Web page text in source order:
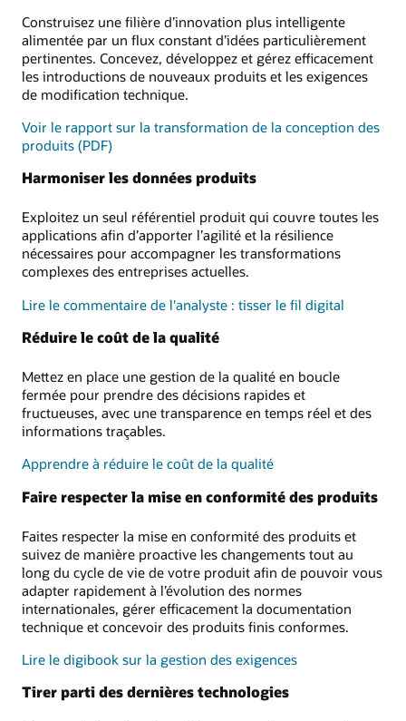
Construisez une filière d’innovation plus intelligente
alimentée par un flux constant d’idées particulièrement
pertinentes. Concevez, développez et gérez efficacement
les introductions de nouveaux produits et les exigences
de modification technique.
Voir le rapport sur la transformation de la conception des
produits (PDF)
Harmoniser les données produits
Exploitez un seul référentiel produit qui couvre toutes les
applications afin d’apporter l’agilité et la résilience
nécessaires pour accompagner les transformations
complexes des entreprises actuelles.
Lire le commentaire de l'analyste : tisser le fil digital
Réduire le coût de la qualité
Mettez en place une gestion de la qualité en boucle
fermée pour prendre des décisions rapides et
fructueuses, avec une transparence en temps réel et des
informations traçables.
Apprendre à réduire le coût de la qualité
Faire respecter la mise en conformité des produits
Faites respecter la mise en conformité des produits et
suivez de manière proactive les changements tout au
long du cycle de vie de votre produit afin de pouvoir vous
adapter rapidement à l’évolution des normes
internationales, gérer efficacement la documentation
technique et concevoir des produits finis conformes.
Lire le digibook sur la gestion des exigences
Tirer parti des dernières technologies